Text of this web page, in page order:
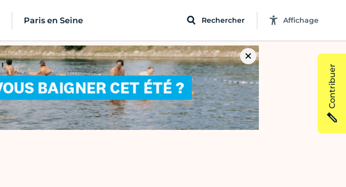
Paris en Seine Rechercher Affichage
Contribuer